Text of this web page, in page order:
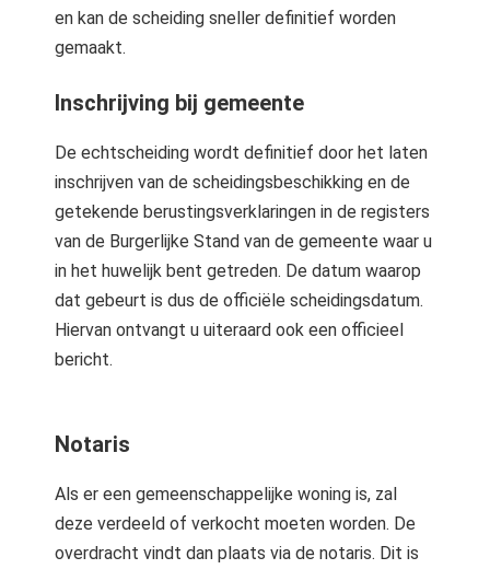
en kan de scheiding sneller definitief worden
gemaakt.
Inschrijving bij gemeente
De echtscheiding wordt definitief door het laten
inschrijven van de scheidingsbeschikking en de
getekende berustingsverklaringen in de registers
van de Burgerlijke Stand van de gemeente waar u
in het huwelijk bent getreden. De datum waarop
dat gebeurt is dus de officiële scheidingsdatum.
Hiervan ontvangt u uiteraard ook een officieel
bericht.
Notaris
Als er een gemeenschappelijke woning is, zal
deze verdeeld of verkocht moeten worden. De
overdracht vindt dan plaats via de notaris. Dit is